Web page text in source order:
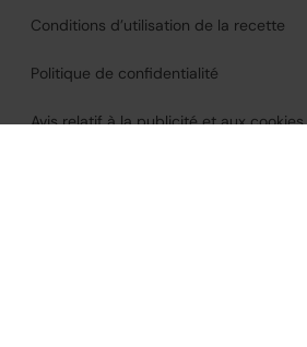
Conditions d’utilisation de la recette
Politique de confidentialité
Avis relatif à la publicité et aux cookies